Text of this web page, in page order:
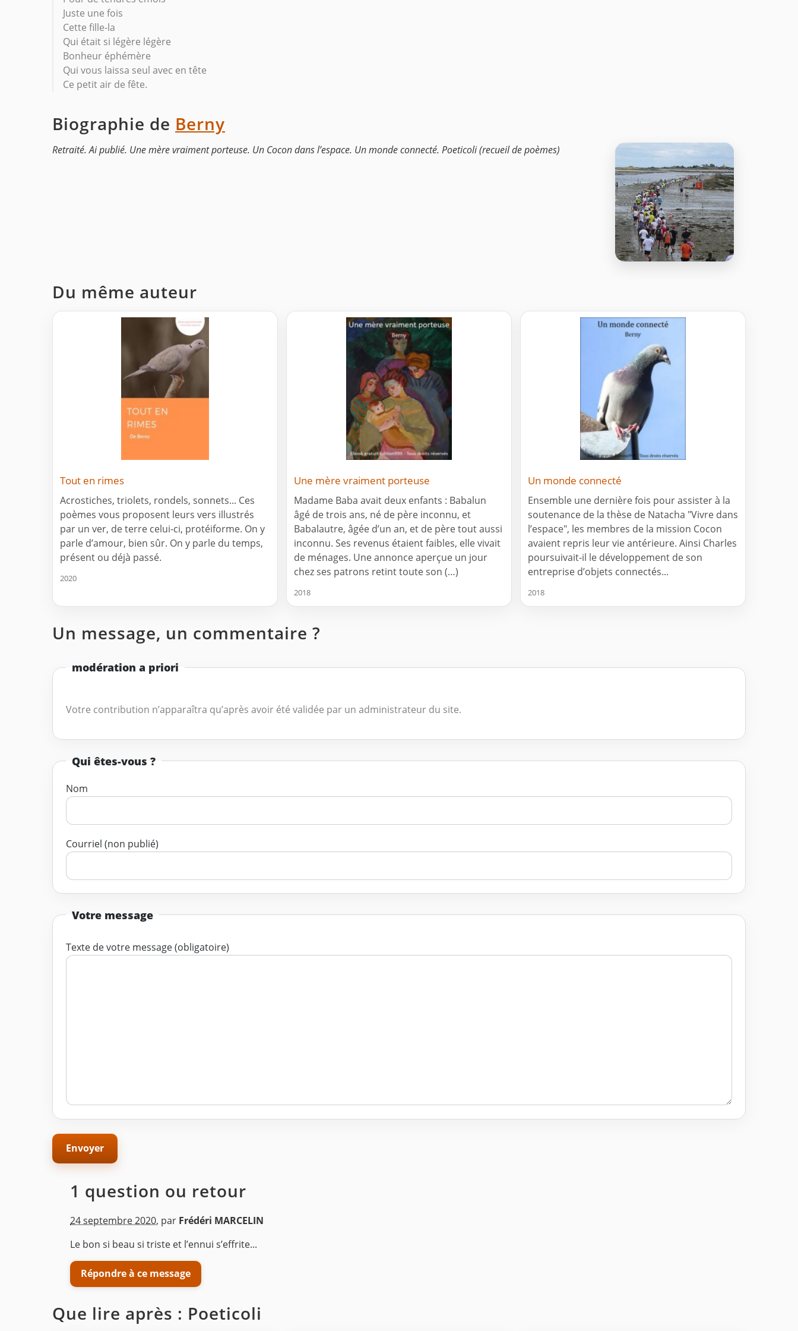
Juste une fois
Cette fille-la
Qui était si légère légère
Bonheur éphémère
Qui vous laissa seul avec en tête
Ce petit air de fête.
Biographie de Berny
Retraité. Ai publié. Une mère vraiment porteuse. Un Cocon dans l’espace. Un monde connecté. Poeticoli (recueil de poèmes)
Du même auteur
Tout en rimes
Acrostiches, triolets, rondels, sonnets... Ces
poèmes vous proposent leurs vers illustrés
par un ver, de terre celui-ci, protéiforme. On y
parle d’amour, bien sûr. On y parle du temps,
présent ou déjà passé.
2020
Une mère vraiment porteuse
Madame Baba avait deux enfants : Babalun
âgé de trois ans, né de père inconnu, et
Babalautre, âgée d’un an, et de père tout aussi
inconnu. Ses revenus étaient faibles, elle vivait
de ménages. Une annonce aperçue un jour
chez ses patrons retint toute son (…)
2018
Un monde connecté
Ensemble une dernière fois pour assister à la
soutenance de la thèse de Natacha "Vivre dans
l’espace", les membres de la mission Cocon
avaient repris leur vie antérieure. Ainsi Charles
poursuivait-il le développement de son
entreprise d’objets connectés...
2018
Un message, un commentaire ?
modération a priori
Votre contribution n’apparaîtra qu’après avoir été validée par un administrateur du site.
Qui êtes-vous ?
Nom
Courriel (non publié)
Votre message
Texte de votre message (obligatoire)
1 question ou retour
24 septembre 2020, par Frédéri MARCELIN
Le bon si beau si triste et l’ennui s’effrite...
Répondre à ce message
Que lire après : Poeticoli